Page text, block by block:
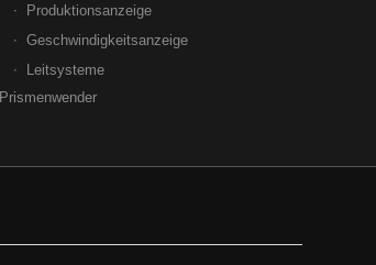
Produktionsanzeige
Geschwindigkeitsanzeige
Leitsysteme
Prismenwender